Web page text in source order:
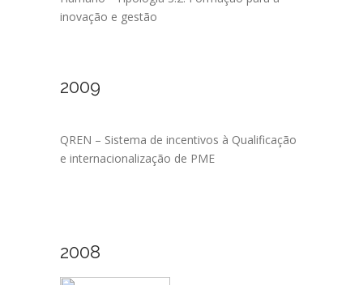
inovação e gestão
2009
QREN – Sistema de incentivos à Qualificação
e internacionalização de PME
2008